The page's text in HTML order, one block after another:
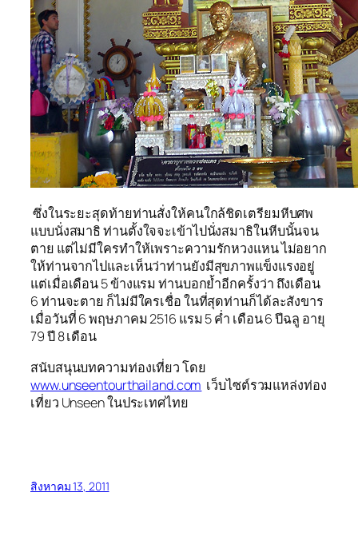
ซึ่งในระยะสุดท้ายท่านสั่งให้คนใกล้ชิดเตรียมหีบศพ
แบบนั่งสมาธิ ท่านตั้งใจจะเข้าไปนั่งสมาธิในหีบนั้นจน
ตาย แต่ไม่มีใครทำให้เพราะความรักหวงแหน ไม่อยาก
ให้ท่านจากไปและเห็นว่าท่านยังมีสุขภาพแข็งแรงอยู่
แต่เมื่อเดือน 5 ข้างแรม ท่านบอกย้ำอีกครั้งว่า ถึงเดือน
6 ท่านจะตาย ก็ไม่มีใครเชื่อ ในที่สุดท่านก็ได้ละสังขาร
เมื่อวันที่ 6 พฤษภาคม 2516 แรม 5 ค่ำ เดือน 6 ปีฉลู อายุ
79 ปี 8 เดือน
สนับสนุนบทความท่องเที่ยว โดย
www.unseentourthailand.com เว็บไซต์รวมแหล่งท่อง
เที่ยว Unseen ในประเทศไทย
สิงหาคม 13, 2011